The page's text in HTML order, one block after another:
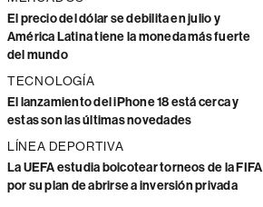
El precio del dólar se debilita en julio y
América Latina tiene la moneda más fuerte
del mundo
TECNOLOGÍA
El lanzamiento del iPhone 18 está cerca y
estas son las últimas novedades
LÍNEA DEPORTIVA
La UEFA estudia boicotear torneos de la FIFA
por su plan de abrirse a inversión privada